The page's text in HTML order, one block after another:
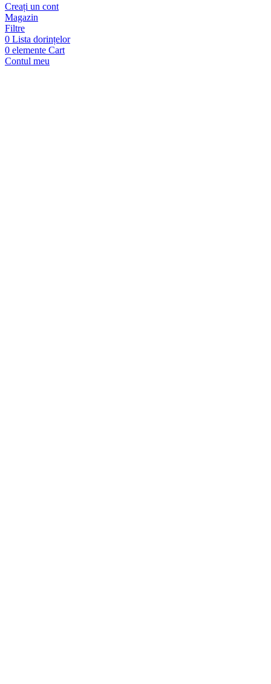
Creați un cont
Magazin
Filtre
0 Lista dorințelor
0 elemente Cart
Contul meu